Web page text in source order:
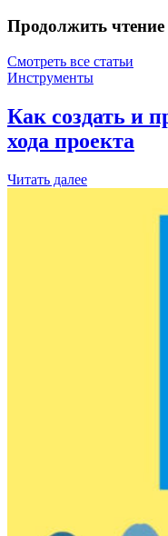
Продолжить чтение
Смотреть все статьи
Инструменты
Как создать и
хода проекта
Читать далее